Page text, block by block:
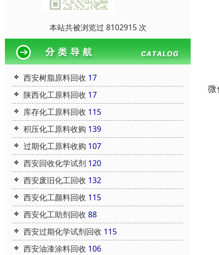
本站共被浏览过 8102915 次
西安树脂原料回收 17
陕西化工原料回收 17
库存化工原料回收 115
积压化工原料收购 139
过期化工原料收购 107
西安回收化学试剂 120
西安废旧化工回收 132
西安化工颜料回收 115
西安化工助剂回收 88
西安过期化学试剂回收 115
西安油漆涂料回收 106